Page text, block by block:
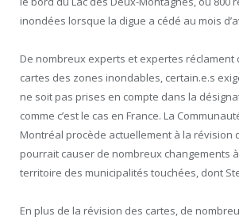
inondées lorsque la digue a cédé au mois
De nombreux experts et expertes réclament
cartes des zones inondables, certain.e.s
ne soit pas prises en compte dans la
comme c’est le cas en France. La
Montréal procède actuellement à la révision
pourrait causer de nombreux changements
territoire des municipalités touchées, dont
En plus de la révision des cartes, de